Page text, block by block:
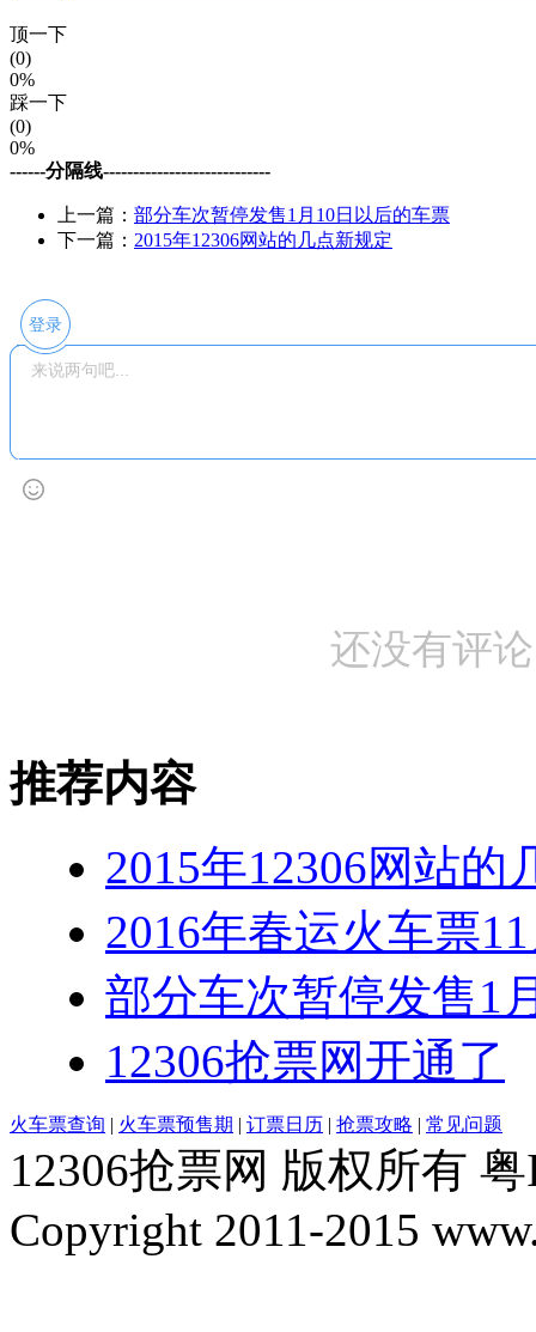
顶一下
(0)
0%
踩一下
(0)
0%
------分隔线----------------------------
上一篇： 部分车次暂停发售1月10日以后的车票
下一篇： 2015年12306网站的几点新规定
登录
还没有评
推荐内容
2015年12306网站的
2016年春运火车票
部分车次暂停发售1
12306抢票网开通了
火车票查询 | 火车票预售期 | 订票日历 | 抢票攻略 | 常见问题
12306抢票网 版权所有
Copyright 2011-2015